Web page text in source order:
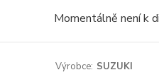
Momentálně není k
Výrobce: SUZUKI